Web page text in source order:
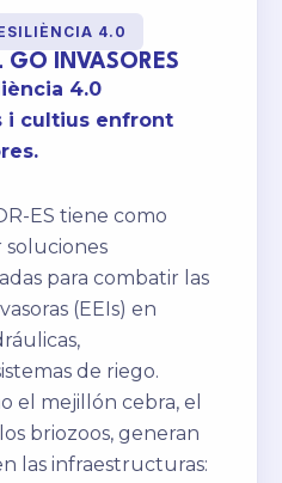
4.0
GO INVASORES
4.0
i cultius enfront
ES tiene como
para combatir las
(EEIs) en
de riego.
el mejillón cebra, el
briozoos, generan
las infraestructuras: